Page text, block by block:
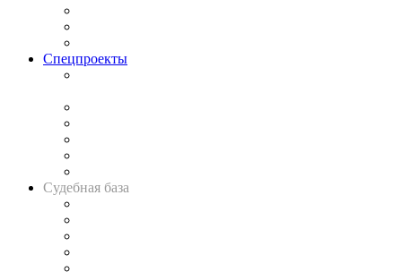
Спецпроекты
Судебная база